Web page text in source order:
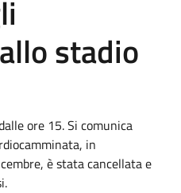
stadio
ore 15. Si comunica
in
è stata cancellata e